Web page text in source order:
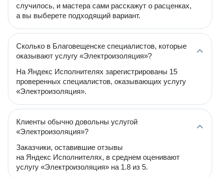
случилось, и мастера сами расскажут о расценках,
а вы выберете подходящий вариант.
Сколько в Благовещенске специалистов, которые
оказывают услугу «Электроизоляция»?
На Яндекс Исполнителях зарегистрированы 15
проверенных специалистов, оказывающих услугу
«Электроизоляция».
Клиенты обычно довольны услугой
«Электроизоляция»?
Заказчики, оставившие отзывы
на Яндекс Исполнителях, в среднем оценивают
услугу «Электроизоляция» на 1.8 из 5.